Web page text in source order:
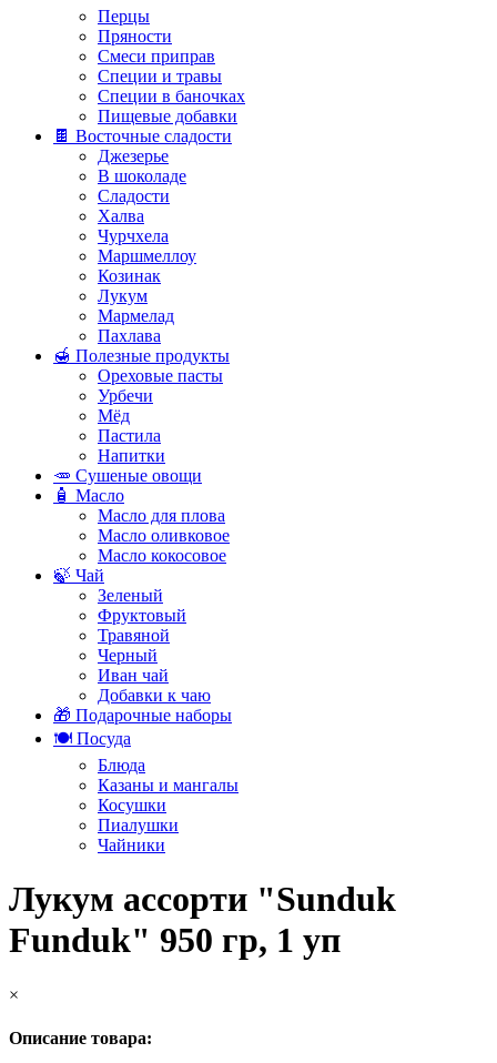
Перцы
Пряности
Смеси приправ
Специи и травы
Специи в баночках
Пищевые добавки
🍫 Восточные сладости
Джезерье
В шоколаде
Сладости
Халва
Чурчхела
Маршмеллоу
Козинак
Лукум
Мармелад
Пахлава
🍯 Полезные продукты
Ореховые пасты
Урбечи
Мёд
Пастила
Напитки
🥕 Сушеные овощи
🧴 Масло
Масло для плова
Масло оливковое
Масло кокосовое
🍃 Чай
Зеленый
Фруктовый
Травяной
Черный
Иван чай
Добавки к чаю
🎁 Подарочные наборы
🍽️ Посуда
Блюда
Казаны и мангалы
Косушки
Пиалушки
Чайники
Лукум ассорти "Sunduk
Funduk" 950 гр, 1 уп
×
Описание товара: